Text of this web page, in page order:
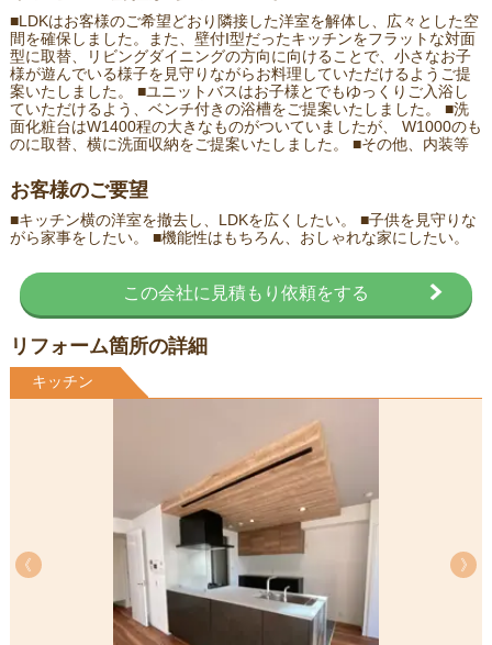
■LDKはお客様のご希望どおり隣接した洋室を解体し、広々とした空
間を確保しました。また、壁付I型だったキッチンをフラットな対面
型に取替、リビングダイニングの方向に向けることで、小さなお子
様が遊んでいる様子を見守りながらお料理していただけるようご提
案いたしました。 ■ユニットバスはお子様とでもゆっくりご入浴し
ていただけるよう、ベンチ付きの浴槽をご提案いたしました。 ■洗
面化粧台はW1400程の大きなものがついていましたが、 W1000のも
のに取替、横に洗面収納をご提案いたしました。 ■その他、内装等
お客様のご要望
■キッチン横の洋室を撤去し、LDKを広くしたい。 ■子供を見守りな
がら家事をしたい。 ■機能性はもちろん、おしゃれな家にしたい。
この会社に見積もり依頼をする
リフォーム箇所の詳細
キッチン
《
《